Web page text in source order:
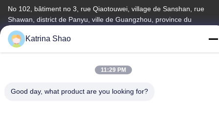
No 102, bâtiment no 3, rue Qiaotouwei, village de Sanshan, rue
Shawan, district de Panyu, ville de Guangzhou, province du
Guangdong, Chine
Télégramme
Katrina Shao
11:29 PM
Good day, what product are you looking for?